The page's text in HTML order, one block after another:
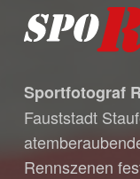
Sportfotograf
Fauststadt
Rennszenen